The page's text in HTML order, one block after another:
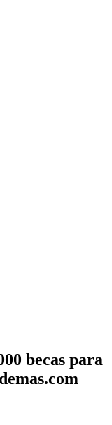
becas para